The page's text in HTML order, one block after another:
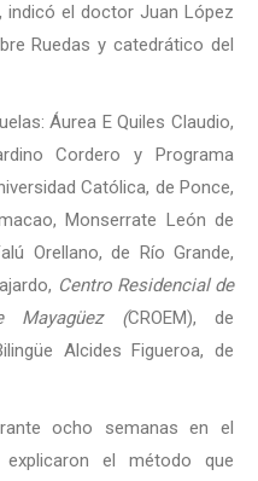
indicó el doctor Juan López
Ruedas y catedrático del
Áurea E Quiles Claudio,
Cordero y Programa
Católica, de Ponce,
Monserrate León de
Orellano, de Río Grande,
Centro Residencial de
Mayagüez (CROEM), de
Alcides Figueroa, de
ocho semanas en el
el método que